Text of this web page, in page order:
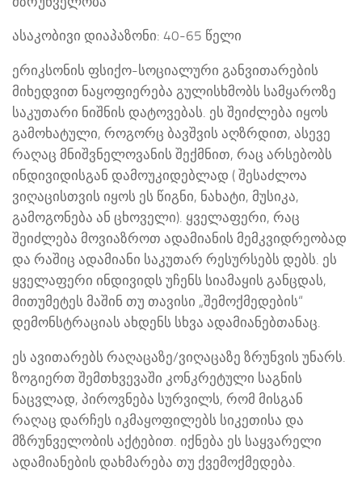
ასაკობივი დიაპაზონი: 40-65 წელი
ერიკსონის ფსიქო-სოციალური განვითარების
მიხედვით ნაყოფიერება გულისხმობს სამყაროზე
საკუთარი ნიშნის დატოვებას. ეს შეიძლება იყოს
გამოხატული, როგორც ბავშვის აღზრდით, ასევე
რაღაც მნიშვნელოვანის შექმნით, რაც არსებობს
ინდივიდისგან დამოუკიდებლად ( შესაძლოა
ვიღაცისთვის იყოს ეს წიგნი, ნახატი, მუსიკა,
გამოგონება ან ცხოველი). ყველაფერი, რაც
შეიძლება მოვიაზროთ ადამიანის მემკვიდრეობად
და რაშიც ადამიანი საკუთარ რესურსებს დებს. ეს
ყველაფერი ინდივიდს უჩენს სიამაყის განცდას,
მითუმეტეს მაშინ თუ თავისი „შემოქმედების“
დემონსტრაციას ახდენს სხვა ადამიანებთანაც.
ეს ავითარებს რაღაცაზე/ვიღაცაზე ზრუნვის უნარს.
ზოგიერთ შემთხვევაში კონკრეტული საგნის
ნაცვლად, პიროვნება სურვილს, რომ მისგან
რაღაც დარჩეს იკმაყოფილებს სიკეთისა და
მზრუნველობის აქტებით. იქნება ეს საყვარელი
ადამიანების დახმარება თუ ქვემოქმედება.